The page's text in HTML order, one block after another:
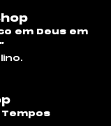
em Deus em
Tempos